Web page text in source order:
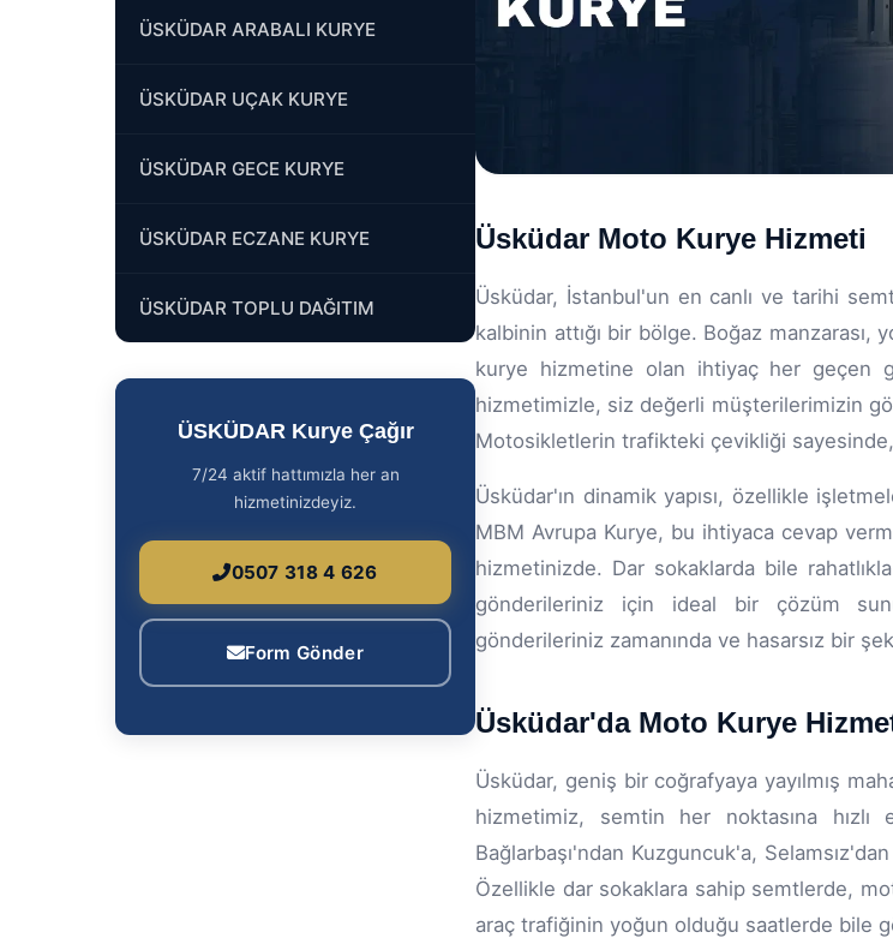
ÜSKÜDAR ARABALI KURYE
ÜSKÜDAR UÇAK KURYE
ÜSKÜDAR GECE KURYE
ÜSKÜDAR ECZANE KURYE
ÜSKÜDAR TOPLU DAĞITIM
ÜSKÜDAR Kurye Çağır
7/24 aktif hattımızla her an
hizmetinizdeyiz.
0507 318 4 626
Form Gönder
Üsküdar Moto Kurye Hizmeti
Üsküdar, İstanbul'un en canlı ve tarihi
kalbinin attığı bir bölge. Boğaz
kurye hizmetine olan ihtiyaç her geçen
hizmetimizle, siz değerli müşterilerimizin
Motosikletlerin trafikteki çevikliği
Üsküdar'ın dinamik yapısı, özellikle
MBM Avrupa Kurye, bu ihtiyaca cevap
hizmetinizde. Dar sokaklarda bile
gönderileriniz için ideal bir çözüm
gönderileriniz zamanında ve hasarsız bir
Üsküdar'da Moto Kurye
Üsküdar, geniş bir coğrafyaya yayılmış
hizmetimiz, semtin her noktasına hızlı
Bağlarbaşı'ndan Kuzguncuk'a,
Özellikle dar sokaklara sahip semtlerde,
araç trafiğinin yoğun olduğu saatlerde bile